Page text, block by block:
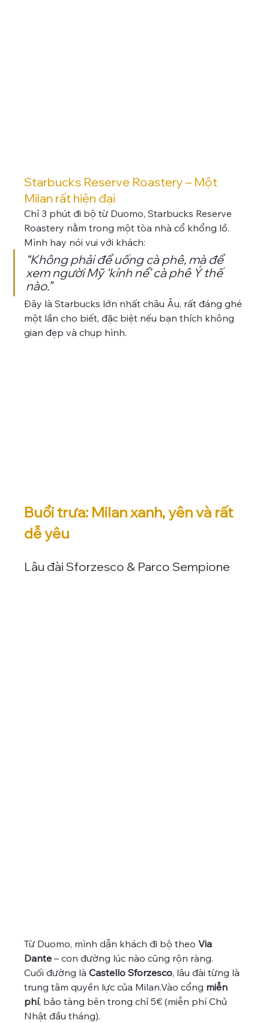
Starbucks Reserve Roastery – Một
Milan rất hiện đại
Chỉ 3 phút đi bộ từ Duomo, Starbucks Reserve
Roastery nằm trong một tòa nhà cổ khổng lồ.
Mình hay nói vui với khách:
“Không phải để uống cà phê, mà để
xem người Mỹ ‘kính nể’ cà phê Ý thế
nào.”
Đây là Starbucks lớn nhất châu Âu, rất đáng ghé
một lần cho biết, đặc biệt nếu bạn thích không
gian đẹp và chụp hình.
Buổi trưa: Milan xanh, yên và rất
dễ yêu
Lâu đài Sforzesco & Parco Sempione
Từ Duomo, mình dẫn khách đi bộ theo Via
Dante – con đường lúc nào cũng rộn ràng.
Cuối đường là Castello Sforzesco, lâu đài từng là
trung tâm quyền lực của Milan.Vào cổng miễn
phí, bảo tàng bên trong chỉ 5€ (miễn phí Chủ
Nhật đầu tháng).